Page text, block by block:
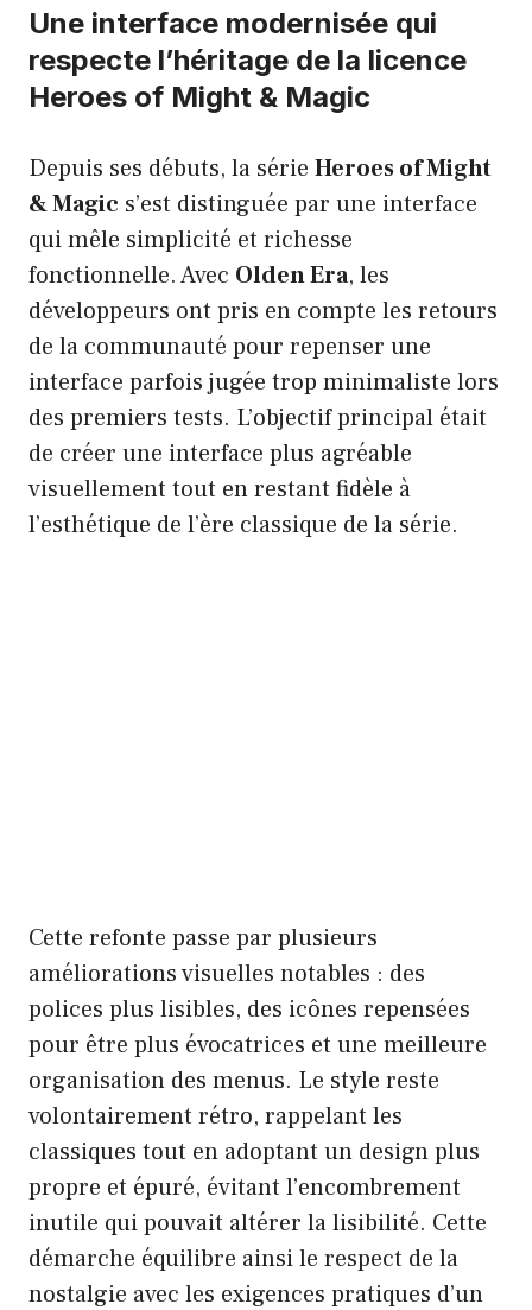
Une interface modernisée qui
respecte l’héritage de la licence
Heroes of Might & Magic
Depuis ses débuts, la série Heroes of Might
& Magic s’est distinguée par une interface
qui mêle simplicité et richesse
fonctionnelle. Avec Olden Era, les
développeurs ont pris en compte les retours
de la communauté pour repenser une
interface parfois jugée trop minimaliste lors
des premiers tests. L’objectif principal était
de créer une interface plus agréable
visuellement tout en restant fidèle à
l’esthétique de l’ère classique de la série.
Cette refonte passe par plusieurs
améliorations visuelles notables : des
polices plus lisibles, des icônes repensées
pour être plus évocatrices et une meilleure
organisation des menus. Le style reste
volontairement rétro, rappelant les
classiques tout en adoptant un design plus
propre et épuré, évitant l’encombrement
inutile qui pouvait altérer la lisibilité. Cette
démarche équilibre ainsi le respect de la
nostalgie avec les exigences pratiques d’un